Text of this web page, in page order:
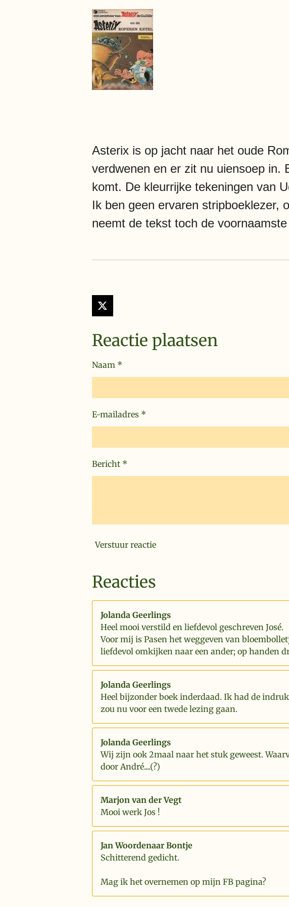
Asterix is op jacht naar het oude
verdwenen en er zit nu uiensoep in.
komt. De kleurrijke tekeningen van
Ik ben geen ervaren stripboeklezer,
neemt de tekst toch de
X
Reactie plaatsen
Naam *
E-mailadres *
Bericht *
Verstuur reactie
Reacties
Jolanda Geerlings
Heel mooi verstild en liefdevol geschreven José.
Voor mij is Pasen het weggeven van
liefdevol omkijken naar een ander; op handen
Jolanda Geerlings
Heel bijzonder boek inderdaad. Ik had de
zou nu voor een twede lezing gaan.
Jolanda Geerlings
Wij zijn ook 2maal naar het stuk geweest.
door André....(?)
Marjon van der Vegt
Mooi werk Jos !
Jan Woordenaar Bontje
Schitterend gedicht.
Mag ik het overnemen op mijn FB pagina?